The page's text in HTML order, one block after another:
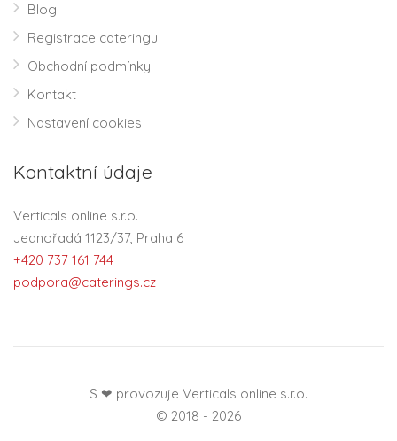
Blog
Registrace cateringu
Obchodní podmínky
Kontakt
Nastavení cookies
Kontaktní údaje
Verticals online s.r.o.
Jednořadá 1123/37, Praha 6
+420 737 161 744
podpora@caterings.cz
S ❤ provozuje Verticals online s.r.o.
© 2018 - 2026